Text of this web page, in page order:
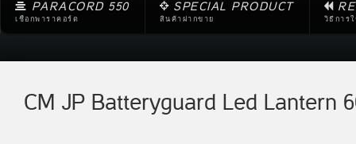
PARACORD 550
เชือกพาราคอร์ด
SPECIAL PRODUCT
สินค้าฝากขาย วิธีการ
CM JP Batteryguard Led Lantern